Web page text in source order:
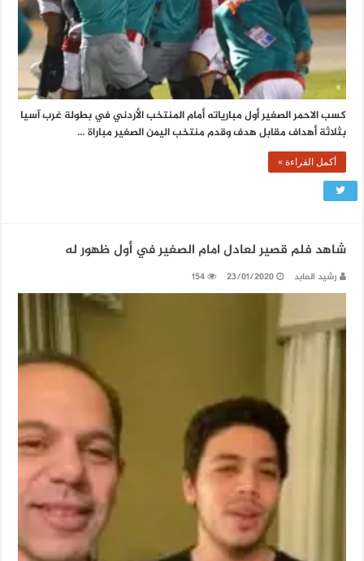
كسب الاحمر الصغير أول مبارياته أمام المنتخب الأردني في بطولة غرب آسيا
بثلاثة أهداف مقابل هدف وقدم منتخب اليمن الصغير مباراة …
أكمل القراءة »
شاهد فلم قصير لعادل امام الصغير في أول ظهور له
رشيد العابد 23/01/2020
154